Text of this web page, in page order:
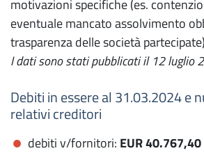
motivazioni specifiche (es.
eventuale mancato assolvimento
trasparenza delle società
I dati sono stati pubblicati il 12 luglio
Debiti in essere al 31.03.2024 e
relativi creditori
debiti v/fornitori: EUR 40.767,40